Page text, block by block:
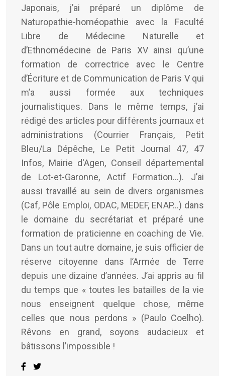
Japonais, j’ai préparé un diplôme de
Naturopathie-homéopathie avec la Faculté
Libre de Médecine Naturelle et
d’Ethnomédecine de Paris XV ainsi qu’une
formation de correctrice avec le Centre
d’Écriture et de Communication de Paris V qui
m’a aussi formée aux techniques
journalistiques. Dans le même temps, j’ai
rédigé des articles pour différents journaux et
administrations (Courrier Français, Petit
Bleu/La Dépêche, Le Petit Journal 47, 47
Infos, Mairie d'Agen, Conseil départemental
de Lot-et-Garonne, Actif Formation...). J’ai
aussi travaillé au sein de divers organismes
(Caf, Pôle Emploi, ODAC, MEDEF, ENAP…) dans
le domaine du secrétariat et préparé une
formation de praticienne en coaching de Vie.
Dans un tout autre domaine, je suis officier de
réserve citoyenne dans l’Armée de Terre
depuis une dizaine d’années. J’ai appris au fil
du temps que « toutes les batailles de la vie
nous enseignent quelque chose, même
celles que nous perdons » (Paulo Coelho).
Rêvons en grand, soyons audacieux et
bâtissons l’impossible !